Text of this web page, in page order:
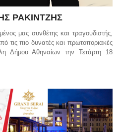
ΡΑΚΙΝΤΖΗΣ
μας συνθέτης και τραγουδιστής,
τις πιο δυνατές και πρωτοποριακές
Δήμου Αθηναίων την Τετάρτη 18